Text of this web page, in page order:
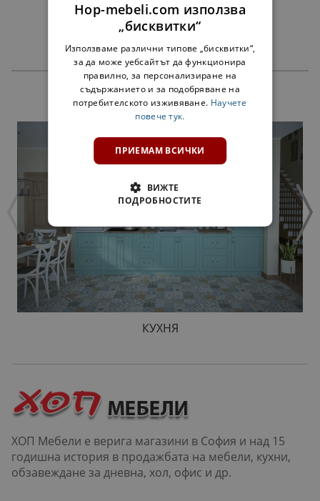
ЧЕКМЕДЖЕТА АЛФА СОНОМА - ЗА 60 СМ
45,00 €
ПРОДУКТИ
КУХНЯ
ХОП Мебели е верига магазини в София и над 15
годишна история в продажбата на мебели, кухни,
обзавеждане за дневна, хол, офис и др.
Hop-mebeli.com използва
„бисквитки“
Използваме различни типове „бисквитки“,
за да може уебсайтът да функционира
правилно, за персонализиране на
съдържанието и за подобряване на
потребителското изживяване. Научете
повече тук.
ПРИЕМАМ ВСИЧКИ
ВИЖТЕ
ПОДРОБНОСТИТЕ